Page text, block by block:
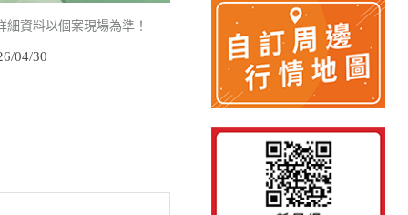
資料以個案現場為準！
04/30